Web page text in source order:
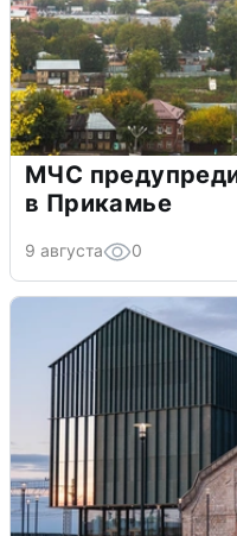
МЧС
в Прикамье
9 августа 0